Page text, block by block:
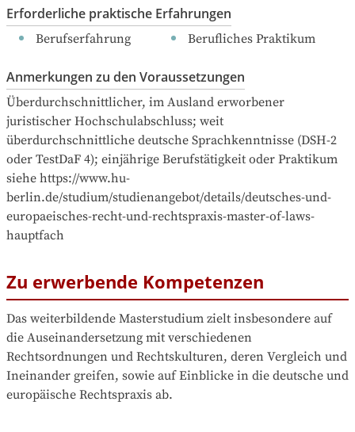
Erforderliche praktische Erfahrungen
  Berufserfahrung
  Berufliches Praktikum
Anmerkungen zu den Voraussetzungen
Überdurchschnittlicher, im Ausland erworbener
juristischer Hochschulabschluss; weit
überdurchschnittliche deutsche Sprachkenntnisse (DSH-2
oder TestDaF 4); einjährige Berufstätigkeit oder Praktikum
siehe https://www.hu-
berlin.de/studium/studienangebot/details/deutsches-und-
europaeisches-recht-und-rechtspraxis-master-of-laws-
hauptfach
Zu erwerbende Kompetenzen
Das weiterbildende Masterstudium zielt insbesondere auf
die Auseinandersetzung mit verschiedenen
Rechtsordnungen und Rechtskulturen, deren Vergleich und
Ineinander greifen, sowie auf Einblicke in die deutsche und
europäische Rechtspraxis ab.